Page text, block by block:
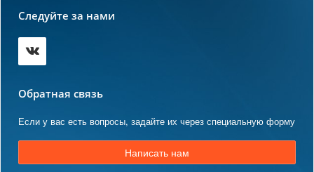
Следуйте за нами
Обратная связь
Если у вас есть вопросы, задайте их через специальную форму
Написать нам